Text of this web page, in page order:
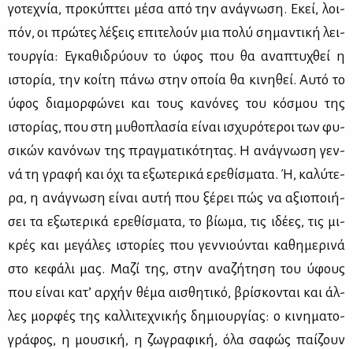
γο­τε­χνία, προ­κύ­πτει μέ­σα από την ανά­γνω­ση. Εκεί, λοι­
πόν, οι πρώ­τες λέ­ξεις επι­τε­λούν μια πο­λύ ση­μα­ντι­κή λει­
τουρ­γία: Εγκα­θι­δρύ­ουν το ύφος που θα ανα­πτυ­χθεί η
ιστο­ρία, την κοί­τη πά­νω στην οποία θα κι­νη­θεί. Αυ­τό το
ύφος δια­μορ­φώ­νει και τους κα­νό­νες του κό­σμου της
ιστο­ρί­ας, που στη μυ­θο­πλα­σία εί­ναι ισχυ­ρό­τε­ροι των φυ­
σι­κών κα­νό­νων της πραγ­μα­τι­κό­τη­τας. Η ανά­γνω­ση γεν­
νά τη γρα­φή και όχι τα εξω­τε­ρι­κά ερε­θί­σμα­τα. Ή, κα­λύ­τε­
ρα, η ανά­γνω­ση εί­ναι αυ­τή που ξέ­ρει πώς να αξιο­ποι­ή­
σει τα εξω­τε­ρι­κά ερε­θί­σμα­τα, το βί­ω­μα, τις ιδέ­ες, τις μι­
κρές και με­γά­λες ιστο­ρί­ες που γεν­νιού­νται κα­θη­με­ρι­νά
στο κε­φά­λι μας. Μα­ζί της, στην ανα­ζή­τη­ση του ύφους
που εί­ναι κα­τ’ αρ­χήν θέ­μα αι­σθη­τι­κό, βρί­σκο­νται και άλ­
λες μορ­φές της καλ­λι­τε­χνι­κής δη­μιουρ­γί­ας: ο κι­νη­μα­το­
γρά­φος, η μου­σι­κή, η ζω­γρα­φι­κή, όλα σα­φώς παί­ζουν